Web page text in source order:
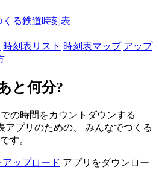
くる鉄道時刻表
時刻表リスト 時刻表マップ アップ
と何分?
の時間をカウントダウンする
アプリのための、 みんなでつくる
す。
ップロード アプリをダウンロー